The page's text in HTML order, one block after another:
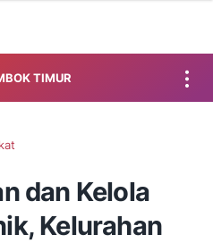
TIMUR
dan Kelola
Kelurahan